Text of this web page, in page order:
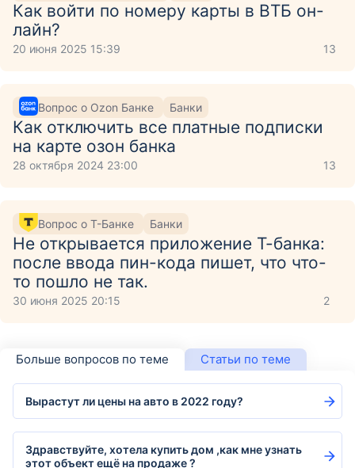
Как войти по номеру карты в ВТБ он-
лайн?
20 июня 2025 15:39 13
Вопрос о Ozon Банке Банки
Как отключить все платные подписки
на карте озон банка
28 октября 2024 23:00 13
Вопрос о Т-Банке Банки
Не открывается приложение Т-банка:
после ввода пин-кода пишет, что что-
то пошло не так.
30 июня 2025 20:15 2
Больше вопросов по теме Статьи по теме
Вырастут ли цены на авто в 2022 году?
Здравствуйте, хотела купить дом ,как мне узнать
этот объект ещё на продаже ?